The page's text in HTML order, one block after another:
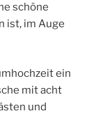
schöne
ist, im Auge
ein
mit acht
und